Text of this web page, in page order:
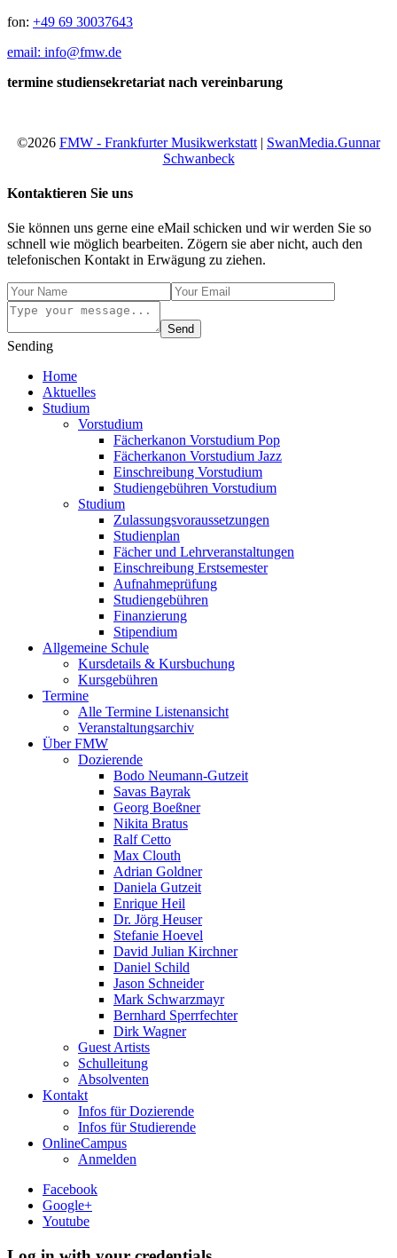
fon: +49 69 30037643
email: info@fmw.de
termine studiensekretariat nach vereinbarung
©2026 FMW - Frankfurter Musikwerkstatt | SwanMedia.Gunnar
Schwanbeck
Kontaktieren Sie uns
Sie können uns gerne eine eMail schicken und wir werden Sie so
schnell wie möglich bearbeiten. Zögern sie aber nicht, auch den
telefonischen Kontakt in Erwägung zu ziehen.
Send
Sending
Home
Aktuelles
Studium
Vorstudium
Fächerkanon Vorstudium Pop
Fächerkanon Vorstudium Jazz
Einschreibung Vorstudium
Studiengebühren Vorstudium
Studium
Zulassungsvoraussetzungen
Studienplan
Fächer und Lehrveranstaltungen
Einschreibung Erstsemester
Aufnahmeprüfung
Studiengebühren
Finanzierung
Stipendium
Allgemeine Schule
Kursdetails & Kursbuchung
Kursgebühren
Termine
Alle Termine Listenansicht
Veranstaltungsarchiv
Über FMW
Dozierende
Bodo Neumann-Gutzeit
Savas Bayrak
Georg Boeßner
Nikita Bratus
Ralf Cetto
Max Clouth
Adrian Goldner
Daniela Gutzeit
Enrique Heil
Dr. Jörg Heuser
Stefanie Hoevel
David Julian Kirchner
Daniel Schild
Jason Schneider
Mark Schwarzmayr
Bernhard Sperrfechter
Dirk Wagner
Guest Artists
Schulleitung
Absolventen
Kontakt
Infos für Dozierende
Infos für Studierende
OnlineCampus
Anmelden
Facebook
Google+
Youtube